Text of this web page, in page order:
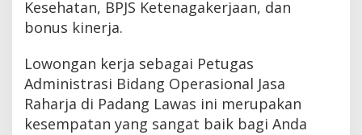
Kesehatan, BPJS Ketenagakerjaan, dan
bonus kinerja.
Lowongan kerja sebagai Petugas
Administrasi Bidang Operasional Jasa
Raharja di Padang Lawas ini merupakan
kesempatan yang sangat baik bagi Anda